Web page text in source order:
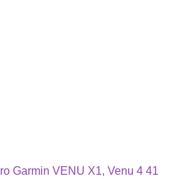
Garmin VENU X1, Venu 4 41